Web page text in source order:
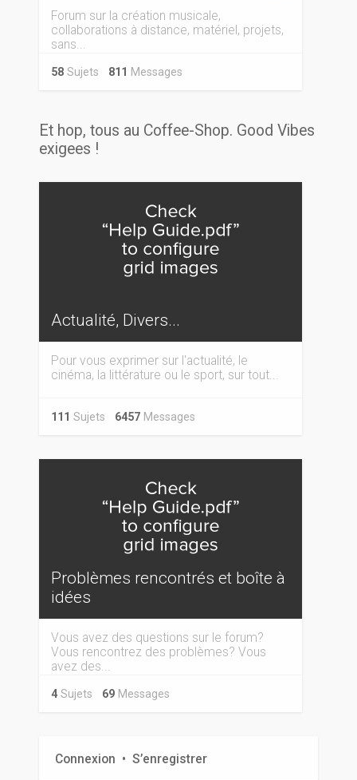
Forum sur la création musicale,
collaborations à distance, matériel, projets,
sans...
58Sujets 811 Messages
Et hop, tous au Coffee-Shop. Good Vibes
exigees !
Actualité, Divers...
Pour vous exprimer sur l'actualité, le
cinéma, la littérature ou le sport, sur tout...
111 Sujets 6457Messages
Problèmes rencontrés et boîte à
idées
Vous avez des questions sur le forum?
Vous rencontrez des problèmes? Vous
avez des...
4Sujets 69Messages
Connexion • S’enregistrer